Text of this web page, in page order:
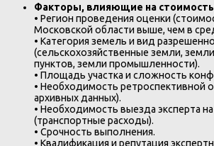
Факторы, влияющие на стоимость
• Регион проведения оценки
Московской области выше, чем в
• Категория земель и вид
(сельскохозяйственные земли,
пунктов, земли промышленности).
• Площадь участка и сложность
• Необходимость ретроспективной
архивных данных).
• Необходимость выезда эксперта
(транспортные расходы).
• Срочность выполнения.
• Квалификация и репутация